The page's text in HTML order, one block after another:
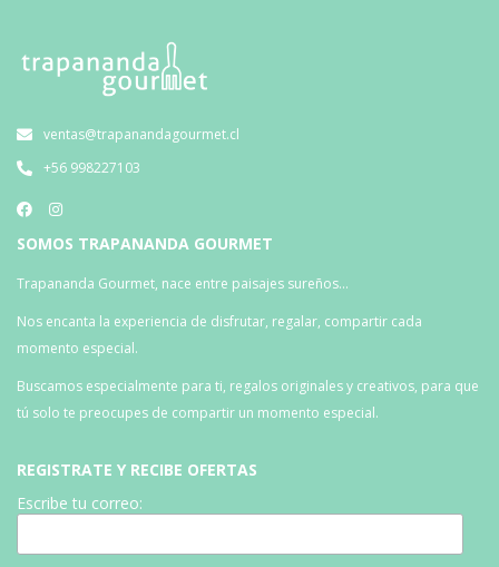
ventas@trapanandagourmet.cl
+56 998227103
SOMOS TRAPANANDA GOURMET
Trapananda Gourmet, nace entre paisajes sureños…
Nos encanta la experiencia de disfrutar, regalar, compartir cada
momento especial.
Buscamos especialmente para ti, regalos originales y creativos, para que
tú solo te preocupes de compartir un momento especial.
REGISTRATE Y RECIBE OFERTAS
Escribe tu correo: